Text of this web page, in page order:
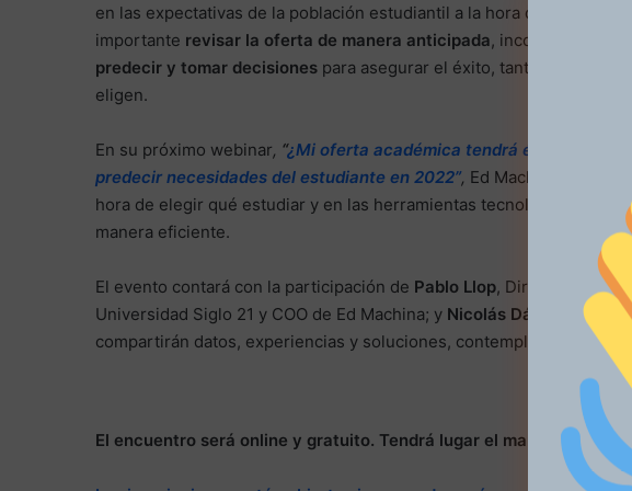
en las expectativas de la población estudiantil a la hora de elegir una
importante revisar la oferta de manera anticipada, incorporando
predecir y tomar decisiones para asegurar el éxito, tanto de la
eligen.
En su próximo webinar, “¿Mi oferta académica tendrá éxito?
predecir necesidades del estudiante en 2022”, Ed Machina
hora de elegir qué estudiar y en las herramientas tecnológicas que
manera eficiente.
El evento contará con la participación de Pablo Llop, Director de
Universidad Siglo 21 y COO de Ed Machina; y Nicolás Dávila
, CMO
compartirán datos, experiencias y soluciones, contemplando cada
El encuentro será online y gratuito. Tendrá lugar el martes 30 de